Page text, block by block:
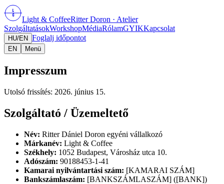
L
C
Light & CoffeeRitter Doron · Atelier
SzolgáltatásokWorkshopMédiaRólamGYIKKapcsolat
HU/EN Foglalj időpontot
EN Menü
Impresszum
Utolsó frissítés: 2026. június 15.
Szolgáltató / Üzemeltető
Név: Ritter Dániel Doron egyéni vállalkozó
Márkanév: Light & Coffee
Székhely: 1052 Budapest, Városház utca 10.
Adószám: 90188453-1-41
Kamarai nyilvántartási szám: [KAMARAI SZÁM]
Bankszámlaszám: [BANKSZÁMLASZÁM] ([BANK])